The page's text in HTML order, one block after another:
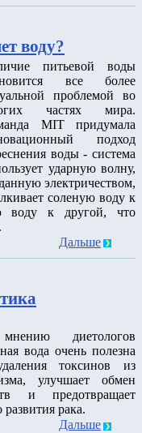
воду?
питьевой воды
все более
проблемой во
частях мира.
MIT придумала
подход
воды - система
ударную волну,
электричеством,
соленую воду к
воду к другой, что
Дальше
диетологов
вода очень полезна
токсинов из
улучшает обмен
и предотвращает
развития рака.
Дальше